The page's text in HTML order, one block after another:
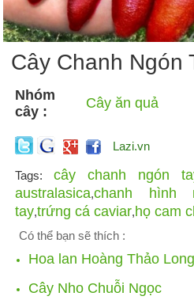
Cây Chanh Ngón
Nhóm
cây :
Cây ăn quả
Lazi.vn
Tags:cây chanh ngón
australasica,chanh hình
tay,trứng cá caviar,họ cam
Có thể bạn sẽ thích :
Hoa lan Hoàng Thảo
Cây Nho Chuỗi Ngọc